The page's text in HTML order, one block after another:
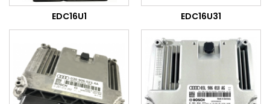
EDC16U1 EDC16U31